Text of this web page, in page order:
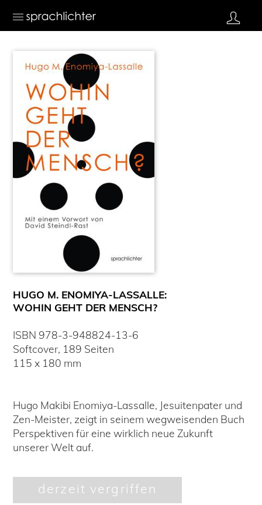
HUGO M. ENOMIYA-LASSALLE:
WOHIN GEHT DER MENSCH?
ISBN 978-3-948824-13-6
Softcover, 189 Seiten
115 x 180 mm
Hugo Makibi Enomiya-Lassalle, Jesuitenpater und
Zen-Meister, zeigt in seinem wegweisenden Buch
Perspektiven für eine wirklich neue Zukunft
unserer Welt auf.
derzeit vergriffen